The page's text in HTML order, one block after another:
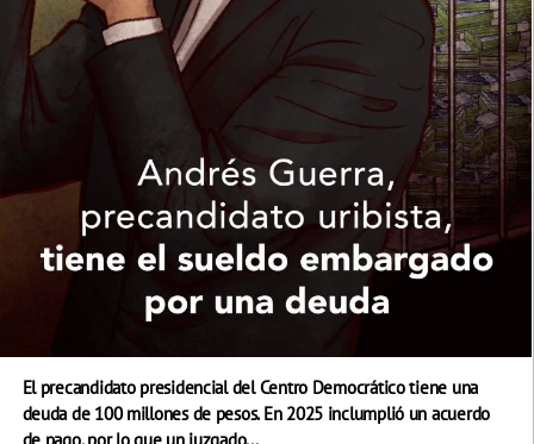
El precandidato presidencial del Centro Democrático tiene una
deuda de 100 millones de pesos. En 2025 inclumplió un acuerdo